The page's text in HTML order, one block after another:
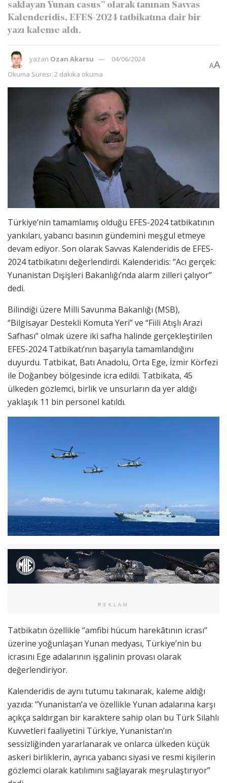
saklayan Yunan casus’’ olarak tanınan Savvas
Kalenderidis, EFES-2024 tatbikatına dair bir
yazı kaleme aldı.
yazan Ozan Akarsu
04/06/2024
Okuma Süresi: 2 dakika okuma
AA
Türkiye’nin tamamlamış olduğu EFES-2024 tatbikatının
yankıları, yabancı basının gündemini meşgul etmeye
devam ediyor. Son olarak Savvas Kalenderidis de EFES-
2024 tatbikatını değerlendirdi. Kalenderidis: ‘’Acı gerçek:
Yunanistan Dışişleri Bakanlığı’nda alarm zilleri çalıyor’’
dedi.
Bilindiği üzere Milli Savunma Bakanlığı (MSB),
“Bilgisayar Destekli Komuta Yeri” ve “Fiili Atışlı Arazi
Safhası” olmak üzere iki safha halinde gerçekleştirilen
EFES-2024 Tatbikatı’nın başarıyla tamamlandığını
duyurdu. Tatbikat, Batı Anadolu, Orta Ege, İzmir Körfezi
ile Doğanbey bölgesinde icra edildi. Tatbikata, 45
ülkeden gözlemci, birlik ve unsurların da yer aldığı
yaklaşık 11 bin personel katıldı.
REKLAM
Tatbikatın özellikle ‘’amfibi hücum harekâtının icrası’’
üzerine yoğunlaşan Yunan medyası, Türkiye’nin bu
icrasını Ege adalarının işgalinin provası olarak
değerlendiriyor.
Kalenderidis de aynı tutumu takınarak, kaleme aldığı
yazıda: ‘’Yunanistan’a ve özellikle Yunan adalarına karşı
açıkça saldırgan bir karaktere sahip olan bu Türk Silahlı
Kuvvetleri faaliyetini Türkiye, Yunanistan’ın
sessizliğinden yararlanarak ve onlarca ülkeden küçük
askeri birliklerin, ayrıca yabancı siyasi ve resmi kişilerin
gözlemci olarak katılımını sağlayarak meşrulaştırıyor’’